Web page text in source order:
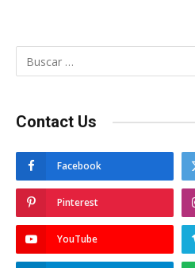
Contact Us
Facebook
Pinterest
YouTube